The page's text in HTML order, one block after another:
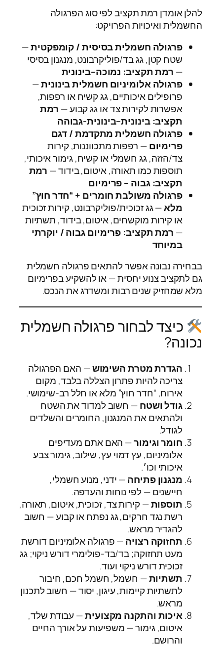
להלן אומדן רמת תקציב לפי סוג הפרגולה
החשמלית ואיכויות הפרויקט:
פרגולה חשמלית בסיסית / קומפקטית—
שטח קטן, גג בד/פוליקרבונט, מנגנון בסיסי
— רמת תקציב: נמוכה–בינונית
פרגולה אלומיניום חשמלית בינונית—
פרופילים איכותיים, גג קשיח או רפפות,
אפשרות לקירות צד או גג קבוע — רמת
תקציב: בינונית–בינונית‑גבוהה
פרגולה חשמלית מתקדמת / דגם
פרימיום— רפפות מתכווננות, קירות
צד/הזזה, גג חשמלי או קשיח, גימור איכותי,
תוספות כמו תאורה, איטום, בידוד — רמת
תקציב: גבוה – פרימיום
פרגולה משולבת חומרים + “חדר חוץ”
מלא— גג זכוכית/פוליקרבונט, קירות זכוכית
או קירות מוקשחים, איטום, בידוד, תשתיות
— רמת תקציב: פרימיום גבוה / יוקרתי
במיוחד
בבחירה נבונה אפשר להתאים פרגולה חשמלית
גם לתקציב צנוע יחסית — או להשקיע בפרימיום
מלא שמחזיק שנים רבות ומשדרג את הנכס.
כיצד לבחור פרגולה חשמלית
נכונה?
הגדרת מטרת השימוש— האם הפרגולה
צריכה להיות פתרון הצללה בלבד, מקום
אירוח, “חדר חוץ” מלא או חלל רב‑שימושי.
גודל ושטח— חשוב למדוד את השטח
ולהתאים את המנגנון, החומרים והשלדים
לגודל.
חומר וגימור— האם אתם מעדיפים
אלומיניום, עץ דמוי עץ, שילוב, גימור צבע
איכותי וכו׳.
מנגנון פתיחה— ידני, מנוע חשמלי,
חיישנים — לפי נוחות והעדפה.
תוספות— קירות צד, זכוכית, איטום, תאורה,
רשת נגד חרקים, גג נפתח או קבוע — חשוב
להגדיר מראש.
תחזוקה רצויה— פרגולה אלומיניום דורשת
מעט תחזוקה; בד/בד‑פולימרי דורש ניקוי; גג
זכוכית דורש ניקוי ועוד.
תשתיות— חשמל, חשמל חכם, חיבור
לתשתיות קיימות, עיגון, יסוד — חשוב לתכנון
מראש.
איכות והתקנה מקצועית— עבודת שלד,
איטום, גימור — משפיעות על אורך החיים
והרושם.